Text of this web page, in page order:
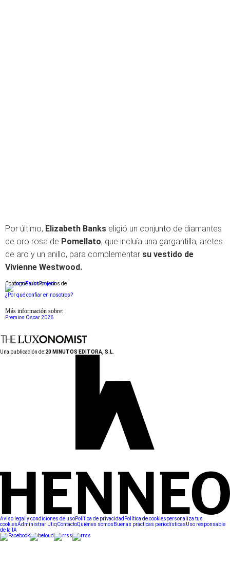
Por último, Elizabeth Banks eligió un conjunto de diamantes
de oro rosa de Pomellato, que incluía una gargantilla, aretes
de aro y un anillo, para complementar su vestido de
Vivienne Westwood.
Conforme a los criterios de
¿Por qué confiar en nosotros?
Más información sobre:
Premios Oscar 2026
Una publicación de:20 MINUTOS EDITORA, S.L.
Aviso legal y condiciones de usoPolítica de privacidad Política de cookiespersonaliza tus
cookiesAdministrar UtiqContactoQuiénes somos Buenas prácticas periodísticasUso responsable
de la IA